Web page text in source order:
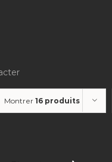
Montrer 16 produits